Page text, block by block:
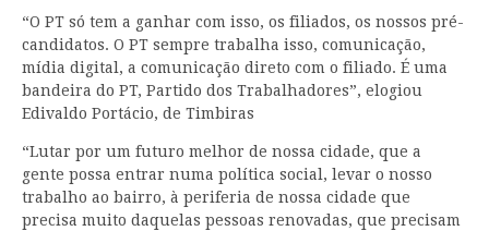
“O PT só tem a ganhar com isso, os filiados, os nossos pré-
candidatos. O PT sempre trabalha isso, comunicação,
mídia digital, a comunicação direto com o filiado. É uma
bandeira do PT, Partido dos Trabalhadores”, elogiou
Edivaldo Portácio, de Timbiras
“Lutar por um futuro melhor de nossa cidade, que a
gente possa entrar numa política social, levar o nosso
trabalho ao bairro, à periferia de nossa cidade que
precisa muito daquelas pessoas renovadas, que precisam